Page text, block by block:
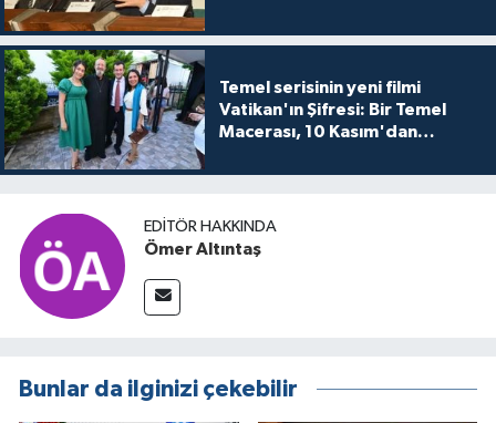
Temel serisinin yeni filmi
Vatikan'ın Şifresi: Bir Temel
Macerası, 10 Kasım'dan
buluşuyo
EDITÖR HAKKINDA
Ömer Altıntaş
Bunlar da ilginizi çekebilir